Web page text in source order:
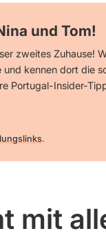
und Tom!
zweites Zuhause!
und kennen dort die
Portugal-Insider-
.
mit